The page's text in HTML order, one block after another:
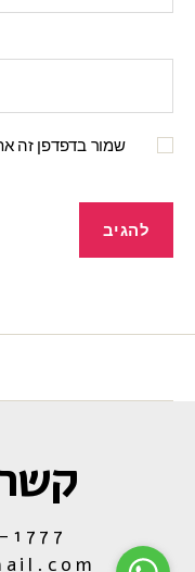
שמור בדפדפן זה